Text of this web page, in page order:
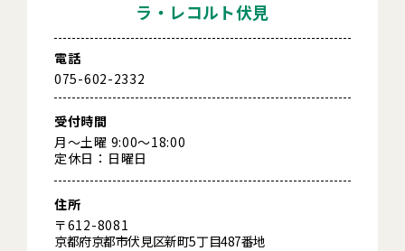
ラ・レコルト伏見
電話
075-602-2332
受付時間
月～土曜 9:00～18:00
定休日：日曜日
住所
〒612-8081
京都府京都市伏見区新町5丁目487番地